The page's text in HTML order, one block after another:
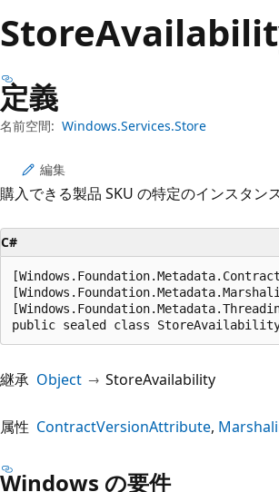
ッ
に
キ
ッ
Store
定義
名前空間: Windows.Services.Store
編集
購入できる製品 SKU の特定のインスタン
C#
public sealed class
継承 Object StoreAvailability
属性 ContractVersionAttribute
Windows の要件